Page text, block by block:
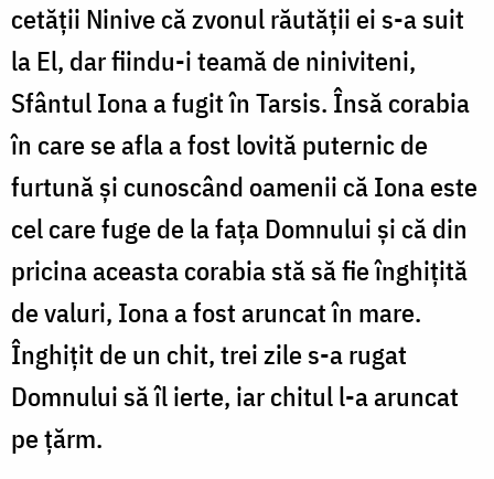
cetății Ninive că zvonul răutății ei s-a suit
la El, dar fiindu-i teamă de niniviteni,
Sfântul Iona a fugit în Tarsis. Însă corabia
în care se afla a fost lovită puternic de
furtună și cunoscând oamenii că Iona este
cel care fuge de la fața Domnului și că din
pricina aceasta corabia stă să fie înghițită
de valuri, Iona a fost aruncat în mare.
Înghițit de un chit, trei zile s-a rugat
Domnului să îl ierte, iar chitul l-a aruncat
pe țărm.